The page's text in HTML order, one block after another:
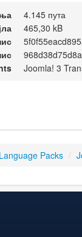
4.145 пута
465,30 kB
Joomla! 3
Language Packs /